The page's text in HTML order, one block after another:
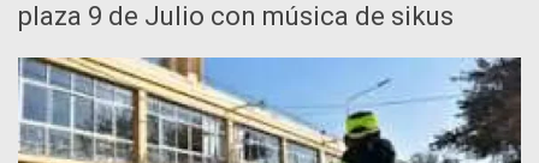
plaza 9 de Julio con música de sikus